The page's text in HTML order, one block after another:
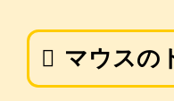
マウスの